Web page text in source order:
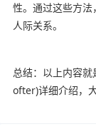
性。通过这些方
人际关系。
总结：以上内容
ofter)详细介绍，